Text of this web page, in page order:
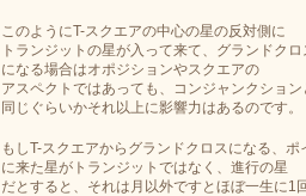
このようにT-スクエアの中心の星の反対側に
トランジットの星が入って来て、グランドクロ
になる場合はオポジションやスクエアの
アスペクトではあっても、コンジャンクション
同じぐらいかそれ以上に影響力はあるのです。
もしT-スクエアからグランドクロスになる、ポ
に来た星がトランジットではなく、進行の星
だとすると、それは月以外ですとほぼ一生に1